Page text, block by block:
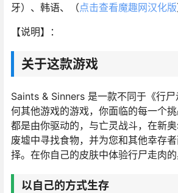
牙）、韩语、（点击查看魔趣网汉化版
【说明】：
关于这款游戏
Saints & Sinners 是一款不同于《行
何其他游戏的游戏，你面临的每一个
都是由你驱动的，与亡灵战斗，在新
废墟中寻找食物，并为您和其他幸存
择。在你自己的皮肤中体验行尸走肉的
以自己的方式生存